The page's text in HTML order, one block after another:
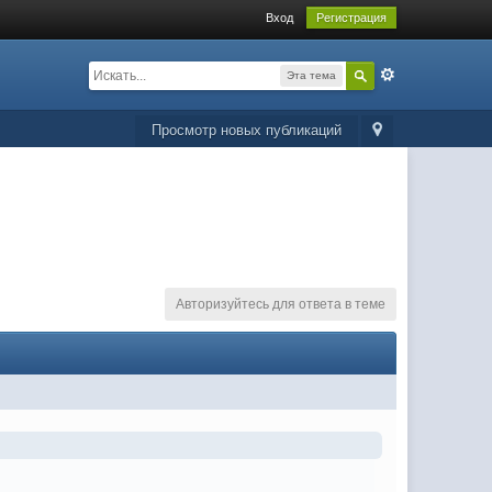
Вход Регистрация
Эта тема
Просмотр новых публикаций
Авторизуйтесь для ответа в теме